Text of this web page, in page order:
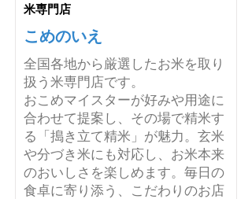
米専門店
こめのいえ
全国各地から厳選したお米を取り
扱う米専門店です。
おこめマイスターが好みや用途に
合わせて提案し、その場で精米す
る「搗き立て精米」が魅力。玄米
や分づき米にも対応し、お米本来
のおいしさを楽しめます。毎日の
食卓に寄り添う、こだわりのお店